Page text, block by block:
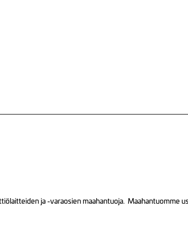
ja -varaosien maahantuoja. Maahantuomme